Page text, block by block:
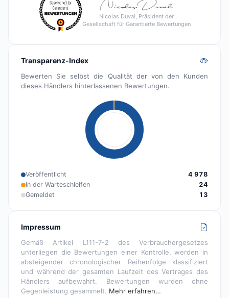
Nicolas Duval, Präsident der
Gesellschaft für Garantierte Bewertungen
Transparenz-Index
Bewerten Sie selbst die Qualität der von den Kunden
dieses Händlers hinterlassenen Bewertungen.
Veröffentlicht
4 978
In der Warteschleifen
24
Gemeldet
13
Impressum
Gemäß Artikel L111-7-2 des Verbrauchergesetzes
unterliegen die Bewertungen einer Kontrolle, werden in
absteigender chronologischer Reihenfolge klassifiziert
und während der gesamten Laufzeit des Vertrages des
Händlers aufbewahrt. Bewertungen wurden ohne
Gegenleistung gesammelt. Mehr erfahren…